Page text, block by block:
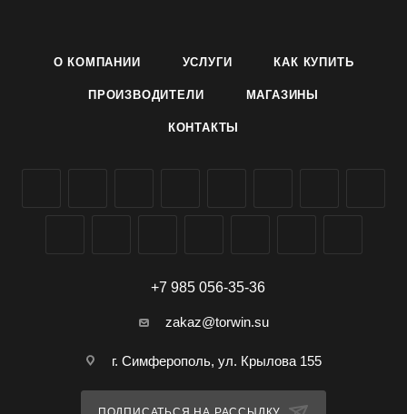
посадкой семена желательно замочить. Всходы
солнечных участках с рыхлой, глубоко обработан-
О КОМПАНИИ УСЛУГИ КАК КУПИТЬ
ПРОИЗВОДИТЕЛИ МАГАЗИНЫ
КОНТАКТЫ
+7 985 056-35-36
zakaz@torwin.su
г. Симферополь, ул. Крылова 155